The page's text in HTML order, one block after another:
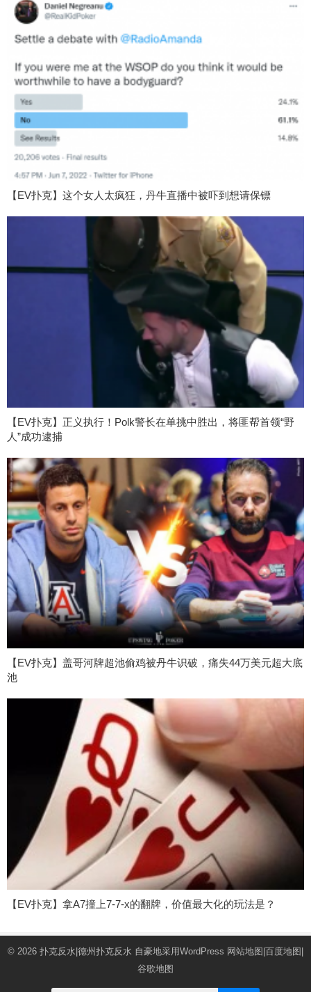
【EV扑克】这个女人太疯狂，丹牛直播中被吓到想请保镖
【EV扑克】正义执行！Polk警长在单挑中胜出，将匪帮首领“野
人”成功逮捕
【EV扑克】盖哥河牌超池偷鸡被丹牛识破，痛失44万美元超大底
池
【EV扑克】拿A7撞上7-7-x的翻牌，价值最大化的玩法是？
© 2026 扑克反水|德州扑克反水 自豪地采用WordPress 网站地图 百度地图
谷歌地图